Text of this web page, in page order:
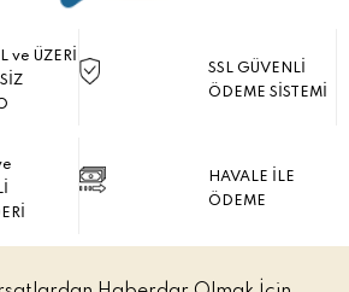
ve ÜZERİ
SSL GÜVENLİ
ÖDEME SİSTEMİ
HAVALE İLE
ÖDEME